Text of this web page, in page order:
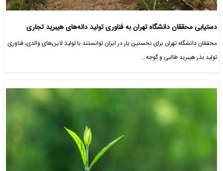
دستیابی محققان دانشگاه تهران به فناوری تولید دانه‌های هیبرید تجاری
محققان دانشگاه تهران برای نخستین بار در ایران توانستند با تولید لاین‌های والدی، فناوری
تولید بذر هیبرید طالبی و گوجه…